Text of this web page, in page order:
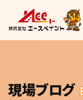
現場ブログ